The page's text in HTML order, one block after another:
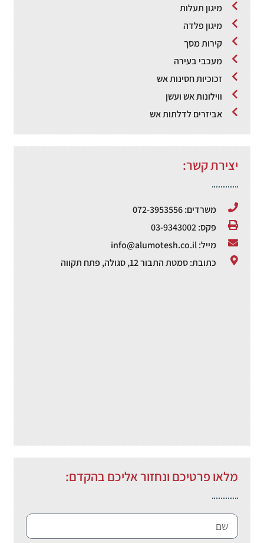
מיגון תעלות
מיגון פלדה
קירות מסך
מעכבי בעירה
זכוכיות חסינות אש
ווילונות אש ועשן
אביזרים לדלתות אש
יצירת קשר:
משרדים: 072-3953556
פקס: 03-9343002
מייל: info@alumotesh.co.il
כתובת: סמטת התבור 12, סגולה, פתח תקווה
מלאו פרטיכם ונחזור אליכם בהקדם: